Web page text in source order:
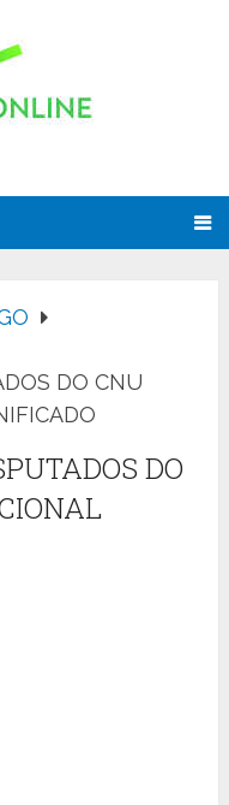
DO CNU
DO